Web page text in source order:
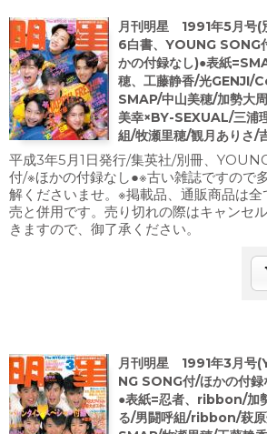
月刊明星 1991年5月号(
6白書、YOUNG SONG
かの付録なし)●表紙
穂、工藤静香/光GENJI/
SMAP/中山美穂/加勢大
美幸×BY-SEXUAL/三浦
組/牧瀬里穂/観月ありさ/
平成3年5月1日発行/集英社/別冊、
付/※ほかの付録なし●※古い雑誌ですので
解くださいませ。※掲載品、通販商品は全
売と併用です。売り切れの際はキャンセ
きますので、御了承ください。
月刊明星 1991年3月号
NG SONG付/ほかの付録
●表紙=忍者、ribbon/加
る/男闘呼組/ribbon/萩